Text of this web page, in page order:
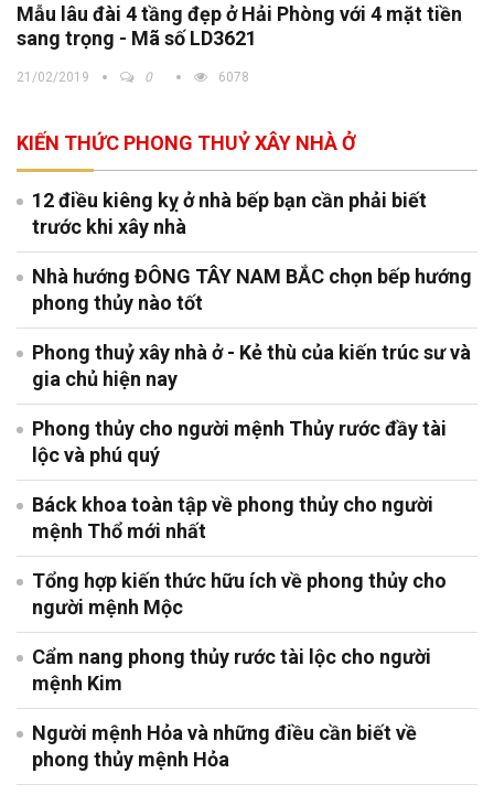
Mẫu lâu đài 4 tầng đẹp ở Hải Phòng với 4 mặt tiền
sang trọng - Mã số LD3621
21/02/2019 0 6078
KIẾN THỨC PHONG THUỶ XÂY NHÀ Ở
12 điều kiêng kỵ ở nhà bếp bạn cần phải biết
trước khi xây nhà
Nhà hướng ĐÔNG TÂY NAM BẮC chọn bếp hướng
phong thủy nào tốt
Phong thuỷ xây nhà ở - Kẻ thù của kiến trúc sư và
gia chủ hiện nay
Phong thủy cho người mệnh Thủy rước đầy tài
lộc và phú quý
Báck khoa toàn tập về phong thủy cho người
mệnh Thổ mới nhất
Tổng hợp kiến thức hữu ích về phong thủy cho
người mệnh Mộc
Cẩm nang phong thủy rước tài lộc cho người
mệnh Kim
Người mệnh Hỏa và những điều cần biết về
phong thủy mệnh Hỏa